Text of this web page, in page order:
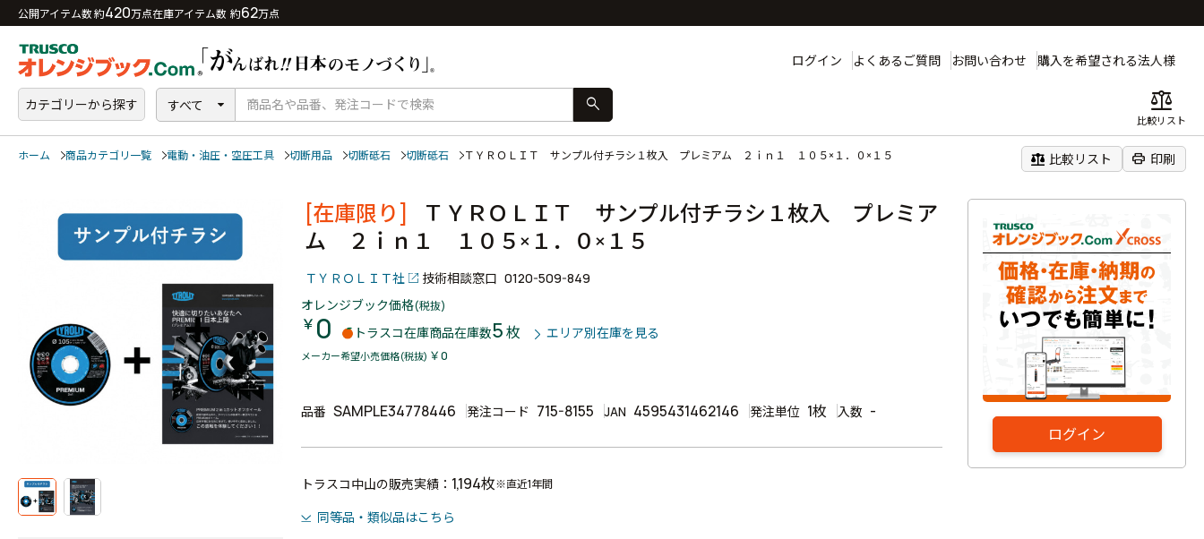
公開アイテム数 約420万点在庫アイテム数 約62万点
ログイン よくあるご質問 お問い合わせ 購入を希望される法人様
カテゴリーから探す すべて search balance
比較リスト
ホーム 商品カテゴリ一覧 電動・油圧・空圧工具 切断用品 切断砥石 切断砥石 ＴＹＲＯＬＩＴ サンプル付チラシ１枚入 プレミアム ２ｉｎ１ １０５×１．０×１５ balance 比較リスト print 印刷
ログイン
[在庫限り]
ＴＹＲＯＬＩＴ サンプル付チラシ１枚入 プレミア
ム ２ｉｎ１ １０５×１．０×１５
ＴＹＲＯＬＩＴ社 技術相談窓口 0120-509-849
オレンジブック価格(税抜)
￥ 0 トラスコ在庫商品在庫数5枚 エリア別在庫を見る
メーカー希望小売価格(税抜) ￥0
品番 SAMPLE34778446 発注コード 715-8155 JAN 4595431462146 発注単位 1枚 入数 -
トラスコ中山の販売実績： 1,194枚※直近1年間
同等品・類似品はこちら